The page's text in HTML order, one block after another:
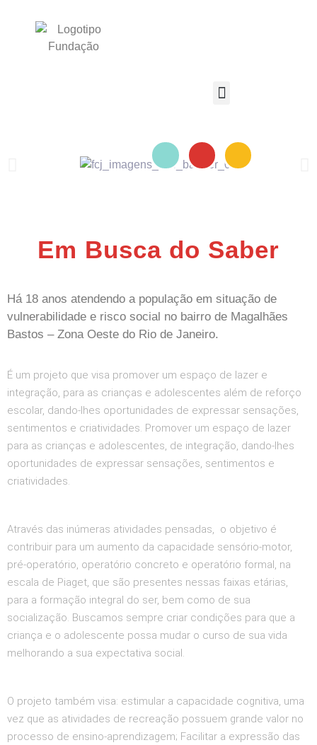
Em Busca do Saber
Há 18 anos atendendo a população em situação de
vulnerabilidade e risco social no bairro de Magalhães
Bastos – Zona Oeste do Rio de Janeiro.
É um projeto que visa promover um espaço de lazer e
integração, para as crianças e adolescentes além de reforço
escolar, dando-lhes oportunidades de expressar sensações,
sentimentos e criatividades. Promover um espaço de lazer
para as crianças e adolescentes, de integração, dando-lhes
oportunidades de expressar sensações, sentimentos e
criatividades.
Através das inúmeras atividades pensadas, o objetivo é
contribuir para um aumento da capacidade sensório-motor,
pré-operatório, operatório concreto e operatório formal, na
escala de Piaget, que são presentes nessas faixas etárias,
para a formação integral do ser, bem como de sua
socialização. Buscamos sempre criar condições para que a
criança e o adolescente possa mudar o curso de sua vida
melhorando a sua expectativa social.
O projeto também visa: estimular a capacidade cognitiva, uma
vez que as atividades de recreação possuem grande valor no
processo de ensino-aprendizagem; Facilitar a expressão das